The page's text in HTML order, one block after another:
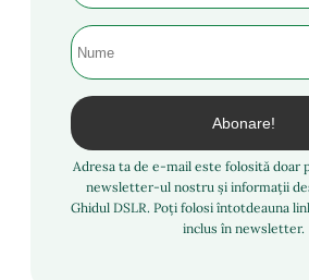
Adresa ta de e-mail este folosită
newsletter-ul nostru și informații
Ghidul DSLR. Poți folosi întotdeauna
inclus în newsletter.